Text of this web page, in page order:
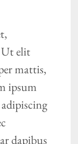
Ut elit
mattis,
ipsum
dapibus